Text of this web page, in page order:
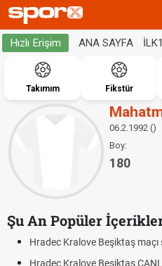
Hızlı Erişim ANA SAYFA
Takımım Fikstür
06.2.1992 ()
Boy:
180
Şu An Popüler
Hradec Kralove Beşiktaş maçı
Hradec Kralove Beşiktaş